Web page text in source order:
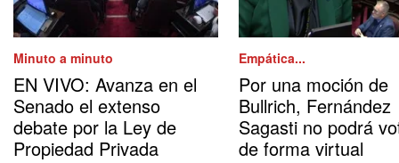
Minuto a minuto
EN VIVO: Avanza en el
Senado el extenso
debate por la Ley de
Propiedad Privada
Empática...
Por una moción de
Bullrich, Fernández
Sagasti no podrá
de forma virtual